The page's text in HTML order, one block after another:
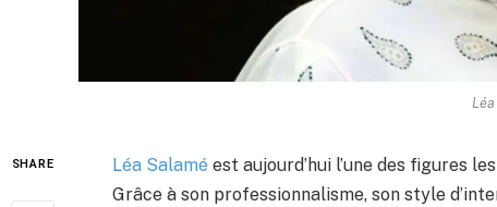
SHARE Léa Salamé est aujourd’hui l’une des figures
Grâce à son professionnalisme, son style